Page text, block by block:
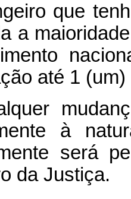
que
a
até 1
à
será
da Justiça.